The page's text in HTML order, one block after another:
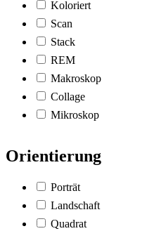
Koloriert
Scan
Stack
REM
Makroskop
Collage
Mikroskop
Orientierung
Porträt
Landschaft
Quadrat